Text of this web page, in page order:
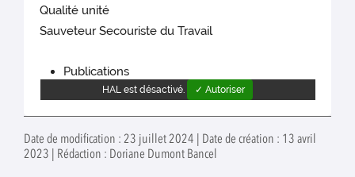
Qualité unité
Sauveteur Secouriste du Travail
Publications
HAL est désactivé. ✓ Autoriser
Date de modification : 23 juillet 2024 | Date de création : 13 avril
2023 | Rédaction : Doriane Dumont Bancel